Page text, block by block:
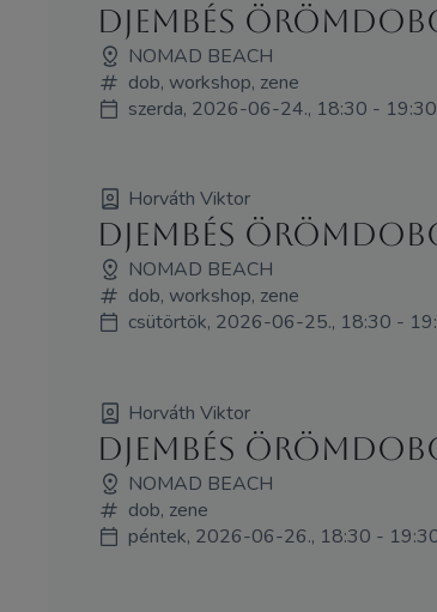
Djembés
NOMAD BEACH
dob, workshop, zene
szerda, 2026-06-24., 18:30 - 19:30
Horváth Viktor
Djembés
NOMAD BEACH
dob, workshop, zene
csütörtök, 2026-06-25., 18:30 -
Horváth Viktor
Djembés
NOMAD BEACH
dob, zene
péntek, 2026-06-26., 18:30 -